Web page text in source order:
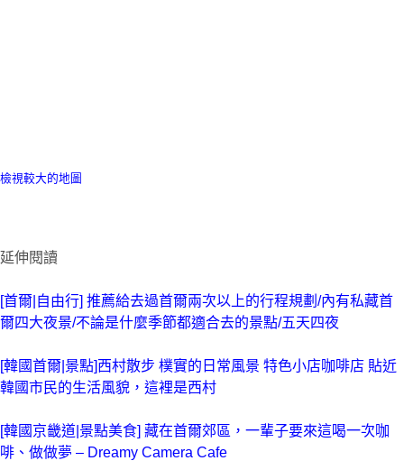
檢視較大的地圖
延伸閱讀
[首爾|自由行] 推薦給去過首爾兩次以上的行程規劃/內有私藏首
爾四大夜景/不論是什麼季節都適合去的景點/五天四夜
[韓國首爾|景點]西村散步 樸實的日常風景 特色小店咖啡店 貼近
韓國市民的生活風貌，這裡是西村
[韓國京畿道|景點美食] 藏在首爾郊區，一輩子要來這喝一次咖
啡、做做夢 – Dreamy Camera Cafe